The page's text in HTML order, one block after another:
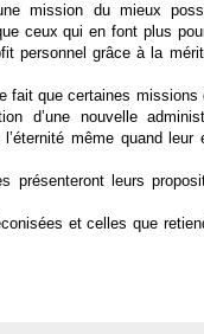
mission du mieux
ceux qui en font plus
personnel grâce à la
fait que certaines missions
d’une nouvelle
même quand
présenteront leurs
et celles que